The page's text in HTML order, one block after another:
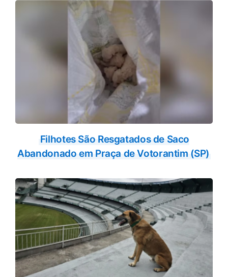
k
Filhotes São Resgatados de Saco
Abandonado em Praça de Votorantim (SP)